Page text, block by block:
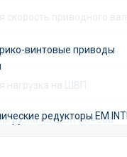
винтовые приводы
редукторы EM
приводного
винта:
нагрузка на ШВП:
на ШВП Co=Coa: